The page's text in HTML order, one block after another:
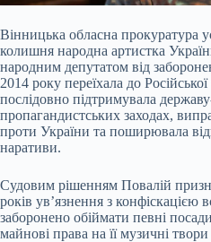
Вінницька обласна прокуратура
колишня народна артистка
народним депутатом від
2014 року переїхала до
послідовно підтримувала
пропагандистських заходах,
проти України та поширювала
наративи.
Судовим рішенням Повалій
років ув’язнення з конфіскацією
заборонено обіймати певні
майнові права на її музичні